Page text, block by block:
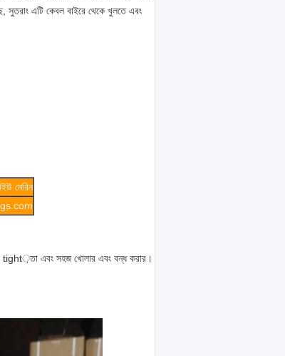
সুতরাং এটি কেবল বাইরে থেকে খুলতে এবং
মেরিন
tight়তা এবং সহজ খোলার এবং বন্ধ করার।